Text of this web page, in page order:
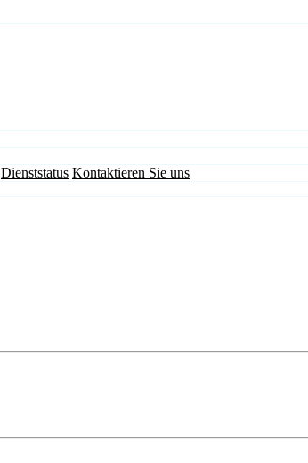
Dienststatus Kontaktieren Sie uns